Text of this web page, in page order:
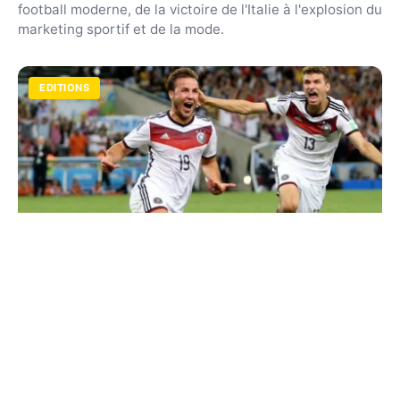
football moderne, de la victoire de l'Italie à l'explosion du
marketing sportif et de la mode.
EDITIONS